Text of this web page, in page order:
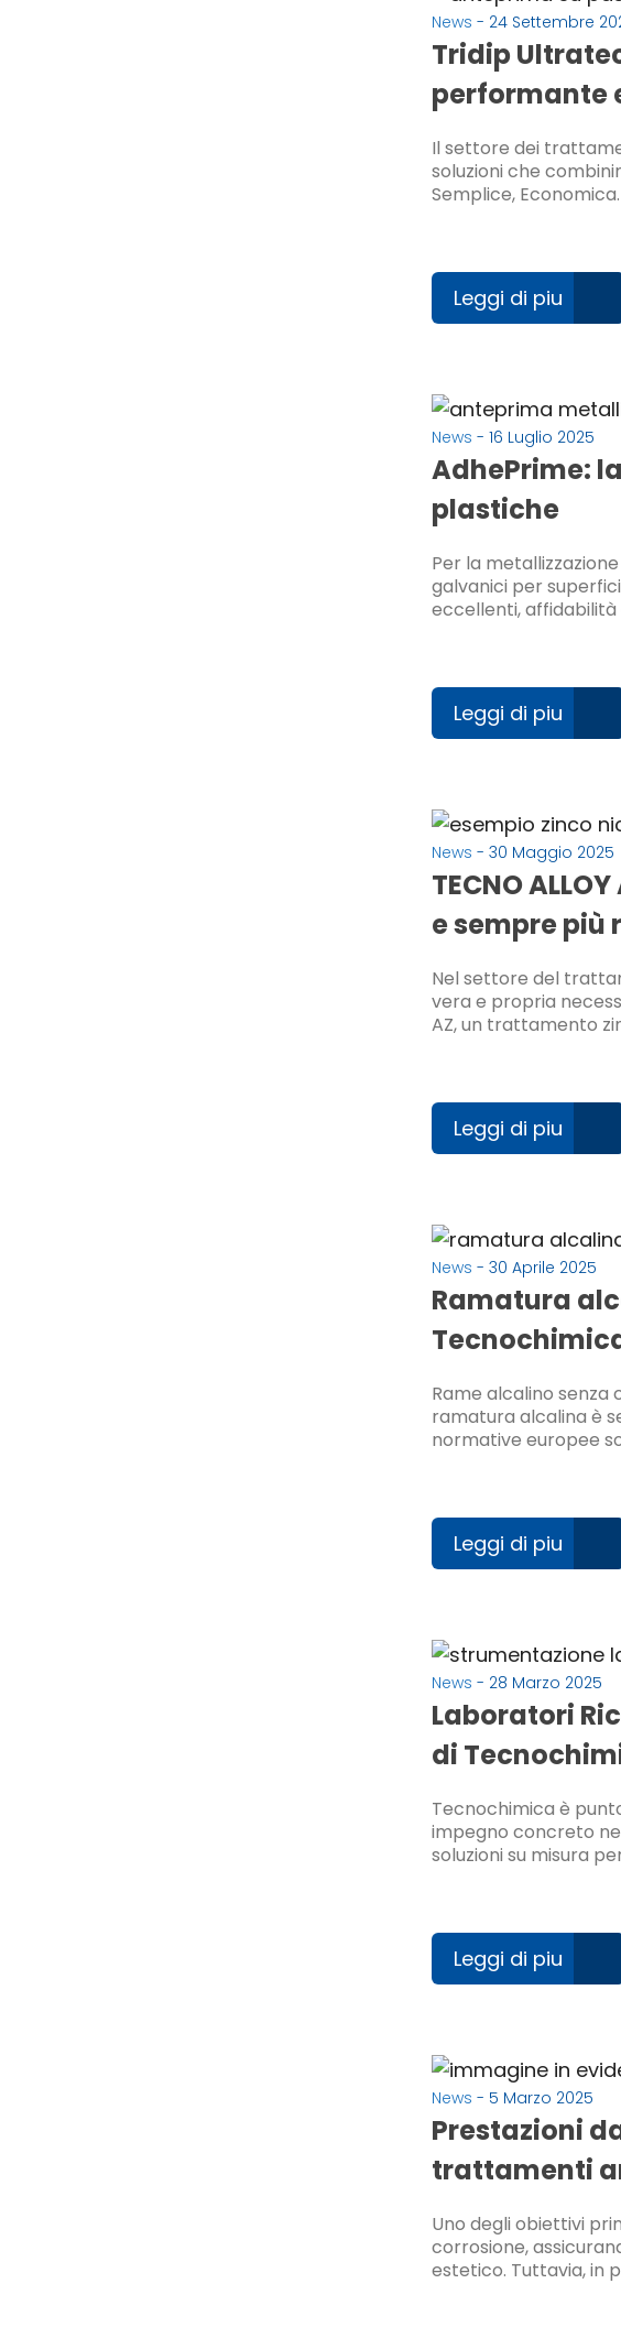
News - 24 Settembre
Tridip
performante
Il settore dei
soluzioni che
Semplice,
Leggi di piu
News - 16 Luglio 2025
AdhePrime:
plastiche
Per la
galvanici per
eccellenti, affidabilità
Leggi di piu
News - 30 Maggio 2025
TECNO
e sempre più
Nel settore del
vera e propria
AZ, un trattamento
Leggi di piu
News - 30 Aprile 2025
Ramatura
Rame alcalino senza
ramatura alcalina è
normative europee
Leggi di piu
News - 28 Marzo 2025
Laboratori
di
Tecnochimica è
impegno concreto
soluzioni su misura
Leggi di piu
News - 5 Marzo 2025
Prestazioni
trattamenti
Uno degli obiettivi
corrosione,
estetico. Tuttavia, in